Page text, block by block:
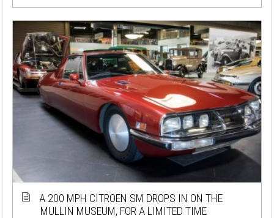
A 200 MPH CITROEN SM DROPS IN ON THE
MULLIN MUSEUM, FOR A LIMITED TIME